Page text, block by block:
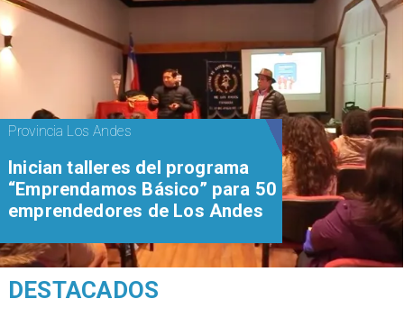
Provincia Los Andes
Inician talleres del programa
“Emprendamos Básico” para 50
emprendedores de Los Andes
DESTACADOS